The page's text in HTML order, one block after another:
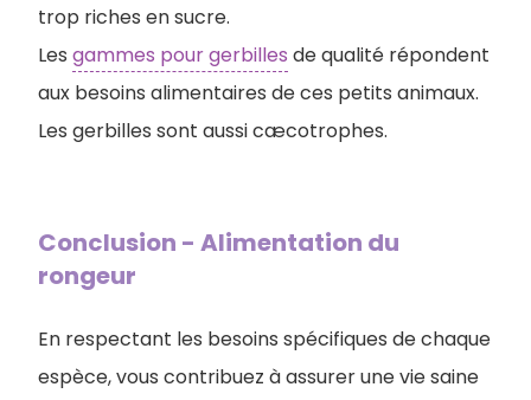
trop riches en sucre.
Les gammes pour gerbilles de qualité répondent
aux besoins alimentaires de ces petits animaux.
Les gerbilles sont aussi cæcotrophes.
Conclusion - Alimentation du
rongeur
En respectant les besoins spécifiques de chaque
espèce, vous contribuez à assurer une vie saine